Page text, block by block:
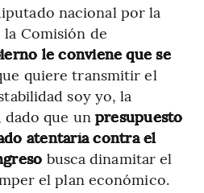
nacional por la
Comisión de
le conviene que se
quiere transmitir el
soy yo, la
dado que un presupuesto
atentaría contra el
busca dinamitar el
el plan económico.